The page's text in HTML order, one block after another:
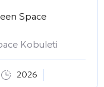
Space
Kobuleti
2026